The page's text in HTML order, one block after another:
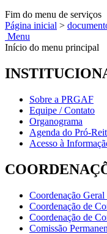
Fim do menu de serviços
Página inicial >
Menu
Início do menu principal
Sobre a PRGAF
Equipe / Contato
Organograma
Agenda do Pró-
Acesso à
Coordenação
Coordenação de
Coordenação de
Comissão